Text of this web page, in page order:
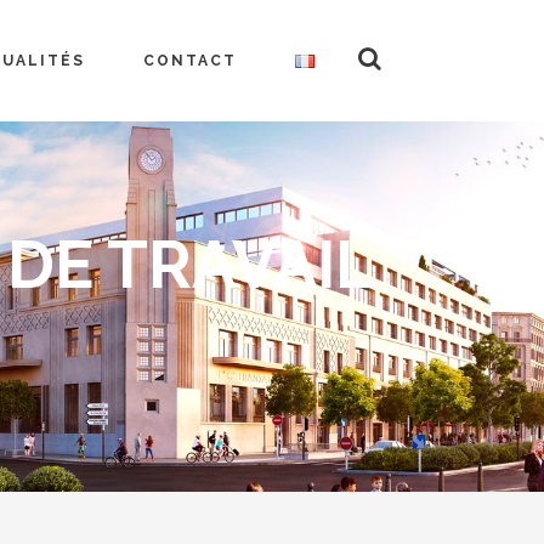
CONTACT
TRAVAIL